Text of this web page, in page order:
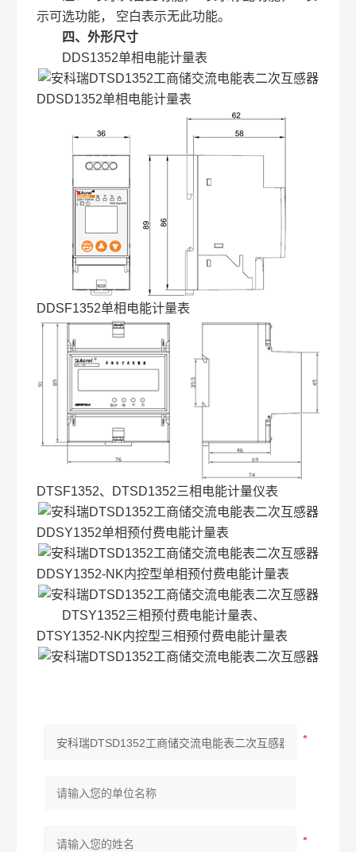
示可选功能， 空白表示无此功能。
四、外形尺寸
DDS1352单相电能计量表
DDSD1352单相电能计量表
DDSF1352单相电能计量表
DTSF1352、DTSD1352三相电能计量仪表
DDSY1352单相预付费电能计量表
DDSY1352-NK内控型单相预付费电能计量表
DTSY1352三相预付费电能计量表、
DTSY1352-NK内控型三相预付费电能计量表